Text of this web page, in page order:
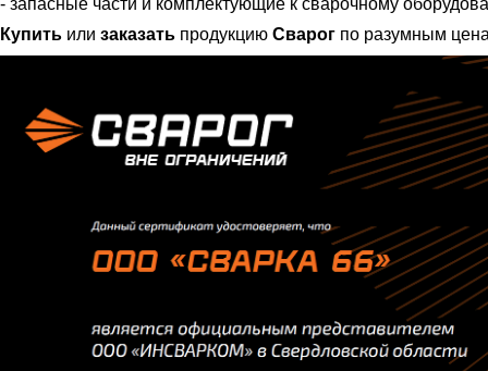
Купить или заказать продукцию Сварог по разумным